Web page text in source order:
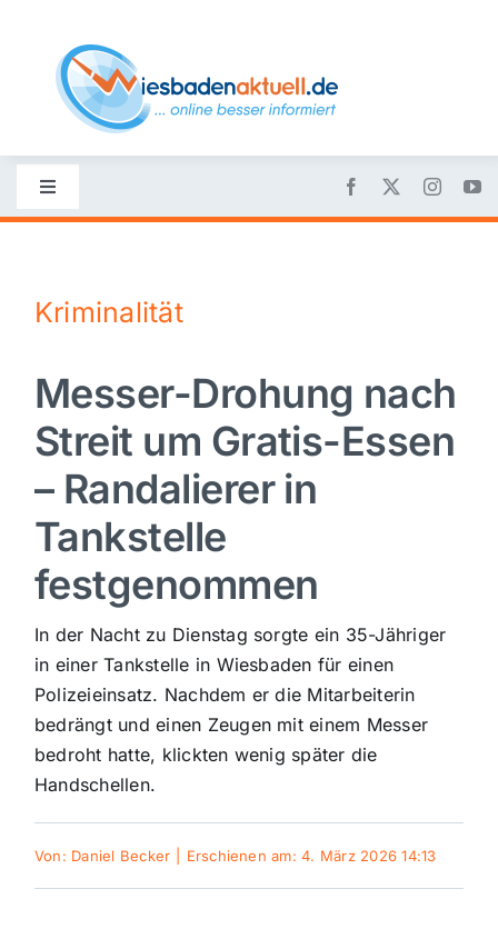
content
Toggle
Navigation
Nachrichten
Politik
Wirtschaft
Sport
Panorama
Mein Stadtteil
Galerie
Kriminalität
Messer-Drohung nach
Streit um Gratis-Essen
– Randalierer in
Tankstelle
festgenommen
In der Nacht zu Dienstag sorgte ein 35-Jähriger
in einer Tankstelle in Wiesbaden für einen
Polizeieinsatz. Nachdem er die Mitarbeiterin
bedrängt und einen Zeugen mit einem Messer
bedroht hatte, klickten wenig später die
Handschellen.
Von: Daniel Becker Erschienen am: 4. März 2026 14:13